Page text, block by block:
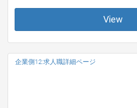
View
企業側12:求人職詳細ページ